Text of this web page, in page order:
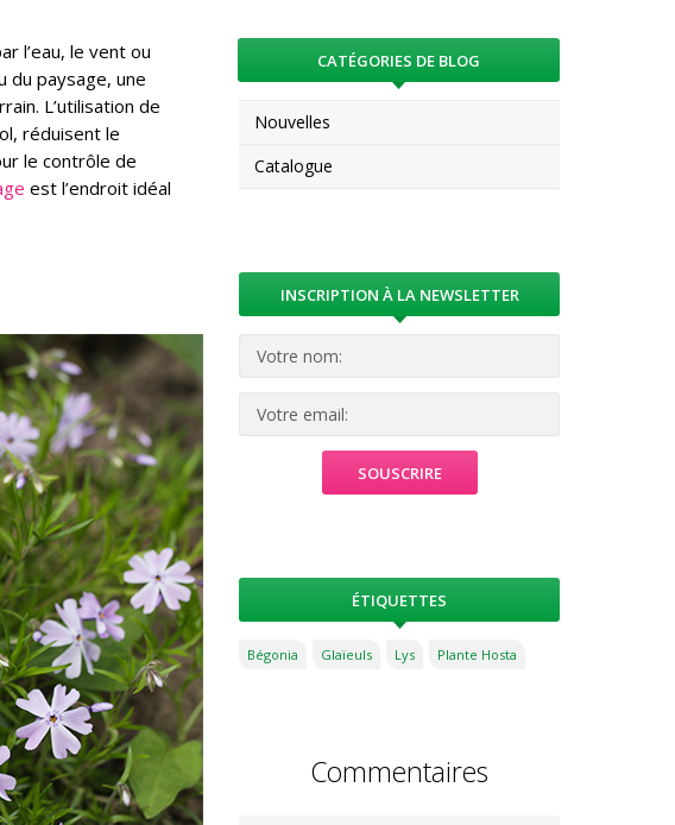
l’eau, le vent ou
du paysage, une
L’utilisation de
réduisent le
le contrôle de
est l’endroit idéal
CATÉGORIES DE BLOG
Nouvelles
Catalogue
INSCRIPTION À LA NEWSLETTER
ÉTIQUETTES
Bégonia Glaïeuls Lys Plante Hosta
Commentaires